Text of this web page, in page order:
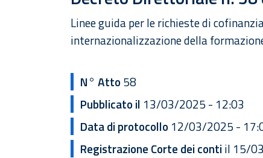
Linee guida per le richieste di
internazionalizzazione della
N° Atto 58
Pubblicato il 13/03/2025 - 12:03
Data di protocollo 12/03/2025 -
Registrazione Corte dei contiil 15/